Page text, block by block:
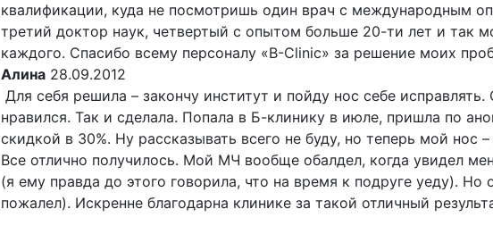
квалификации, куда не посмотришь один врач с международным
третий доктор наук, четвертый с опытом больше 20-ти лет и так
каждого. Спасибо всему персоналу «B-Clinic» за решение моих
Алина 28.09.2012
Для себя решила – закончу институт и пойду нос себе
нравился. Так и сделала. Попала в Б-клинику в июле, пришла по
скидкой в 30%. Ну рассказывать всего не буду, но теперь мой нос
Все отлично получилось. Мой МЧ вообще обалдел, когда увидел
(я ему правда до этого говорила, что на время к подруге уеду). Но
пожалел). Искренне благодарна клинике за такой отличный